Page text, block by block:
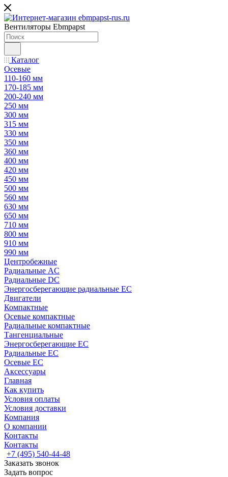
Вентиляторы Ebmpapst
Каталог
Осевые
110-160 мм
170-185 мм
200-240 мм
250 мм
300 мм
315 мм
330 мм
350 мм
360 мм
400 мм
420 мм
450 мм
500 мм
560 мм
630 мм
650 мм
710 мм
800 мм
910 мм
990 мм
Центробежные
Радиальные AC
Радиальные DC
Энергосберегающие радиальные EC
Двигатели
Компактные
Осевые компактные
Радиальные компактные
Тангенциальные
Энергосберегающие EC
Радиальные EC
Осевые EC
Аксессуары
Главная
Как купить
Условия оплаты
Условия доставки
Компания
О компании
Контакты
Контакты
+7 (495) 540-44-48
Заказать звонок
Задать вопрос